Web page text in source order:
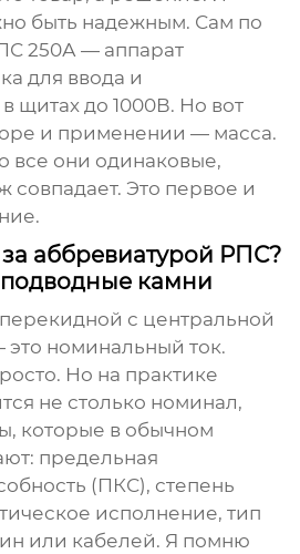
быть надежным. Сам по
250А — аппарат
для ввода и
щитах до 1000В. Но вот
и применении — масса.
все они одинаковые,
совпадает. Это первое и
аббревиатурой РПС?
камни
с центральной
это номинальный ток.
Но на практике
не столько номинал,
которые в обычном
предельная
(ПКС), степень
исполнение, тип
или кабелей. Я помню